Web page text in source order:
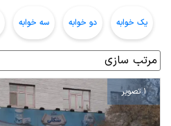
یک خوابه دو خوابه سه خوابه
1 تصویر